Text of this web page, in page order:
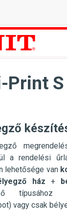
Print
a rendelési
lehetősége van
ház +
típusához
vagy csak